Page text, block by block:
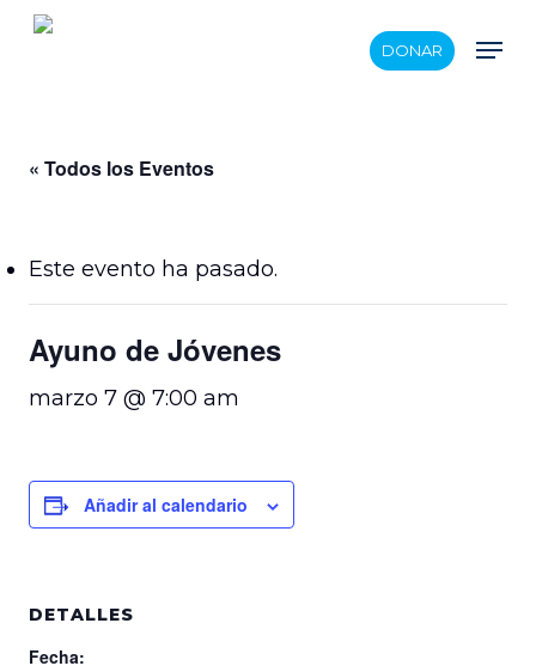
Skip
DONAR Menu
« Todos los Eventos
Este evento ha pasado.
Ayuno de Jóvenes
marzo 7 @ 7:00 am
Añadir al calendario
DETALLES
Fecha: